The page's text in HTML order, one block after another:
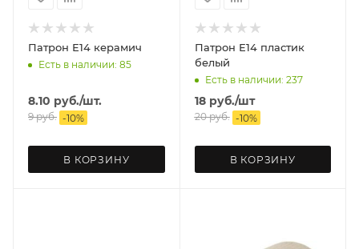
Патрон Е14 керамич
Есть в наличии: 85
8.10 руб./шт.
9руб. -10%
В КОРЗИНУ
Патрон Е14 пластик
белый
Есть в наличии: 237
18руб./шт
20руб. -10%
В КОРЗИНУ